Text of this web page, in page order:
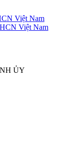
Việt Nam
Việt Nam
ỦY